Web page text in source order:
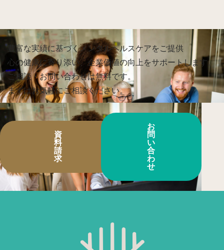
豊富な実績に基づくメンタルヘルスケアをご提供
心の健康に寄り添い、企業価値の向上をサポートします。
ご相談・お問い合わせは無料です。
まずはお気軽にご相談ください。
資
料
請
求
お
問
い
合
わ
せ